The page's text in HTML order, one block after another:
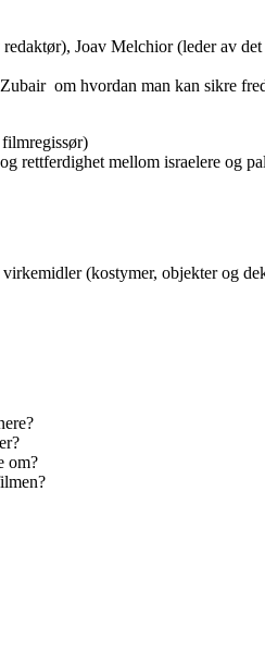
Joav Melchior (leder av
om hvordan man kan sikre
rettferdighet mellom israelere og
(kostymer, objekter og
om?